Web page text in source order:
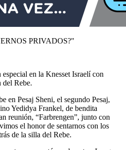
PRIVADOS?"
en la Knesset Israelí con
del Rebe.
en Pesaj Sheni, el segundo Pesaj,
Yedidya Frankel, de bendita
reunión, “Farbrengen”, junto con
el honor de sentarnos con los
de la silla del Rebe.